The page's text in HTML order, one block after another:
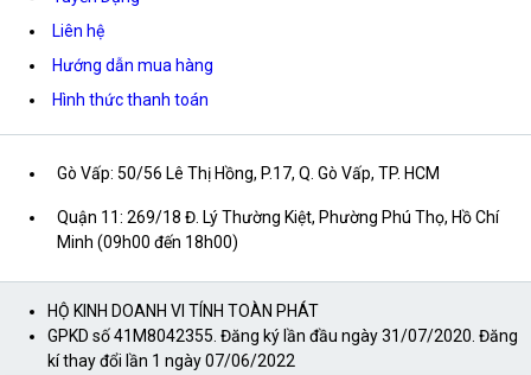
Liên hệ
Hướng dẫn mua hàng
Hình thức thanh toán
Gò Vấp: 50/56 Lê Thị Hồng, P.17, Q. Gò Vấp, TP. HCM
Quận 11: 269/18 Đ. Lý Thường Kiệt, Phường Phú Thọ, Hồ Chí
Minh (09h00 đến 18h00)
HỘ KINH DOANH VI TÍNH TOÀN PHÁT
GPKD số 41M8042355. Đăng ký lần đầu ngày 31/07/2020. Đăng
kí thay đổi lần 1 ngày 07/06/2022